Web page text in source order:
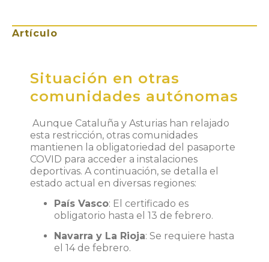
Artículo
Situación en otras
comunidades autónomas
Aunque Cataluña y Asturias han relajado
esta restricción, otras comunidades
mantienen la obligatoriedad del pasaporte
COVID para acceder a instalaciones
deportivas. A continuación, se detalla el
estado actual en diversas regiones:​
País Vasco: El certificado es
obligatorio hasta el 13 de febrero.
Navarra y La Rioja: Se requiere hasta
el 14 de febrero.